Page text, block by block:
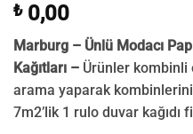
₺0,00
Marburg – Ünlü Modacı
Kağıtları – Ürünler kombinli
arama yaparak
7m2’lik 1 rulo duvar kağıdı